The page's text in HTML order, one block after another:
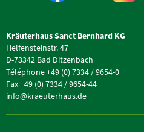
Kräuterhaus Sanct Bernhard KG
Helfensteinstr. 47
D-73342 Bad Ditzenbach
Téléphone +49 (0) 7334 / 9654-0
Fax +49 (0) 7334 / 9654-44
info@kraeuterhaus.de